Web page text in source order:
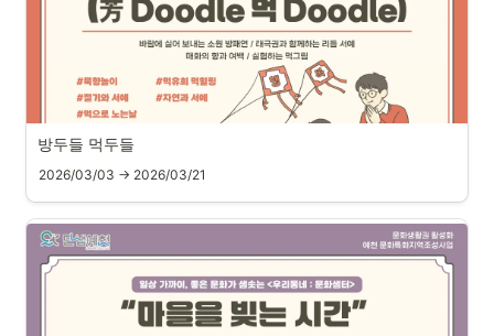
방두들 먹두들
2026/03/03 → 2026/03/21